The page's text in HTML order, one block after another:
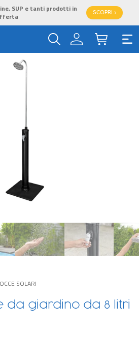
SUP e tanti prodotti in
SCOPRI >
SOLARI
da giardino da 8 litri